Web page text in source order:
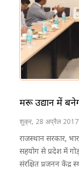
मरू उद्यान में
शुक्र, 28 अप्रैल 2017
राजस्थान सरकार,
सहयोग से प्रदेश में
संरक्षित प्रजनन केंद्र